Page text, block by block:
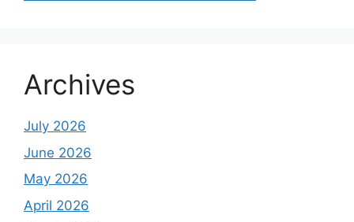
Archives
July 2026
June 2026
May 2026
April 2026